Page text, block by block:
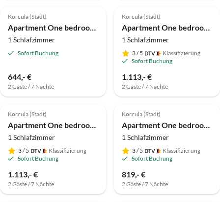
Korcula (Stadt)
Apartment One bedroom apartment with terrace and sea view Kučište - Perna, Pelješac A-10161-d
1 Schlafzimmer
Sofort Buchung
644,- €
2 Gäste / 7 Nächte
Korcula (Stadt)
Apartment One bedroom apartment with terrace Viganj, Pelješac A-10189-d
1 Schlafzimmer
3/ 5
Klassifizierung
Sofort Buchung
1.113,- €
2 Gäste / 7 Nächte
Korcula (Stadt)
Apartment One bedroom apartment with terrace and sea view Viganj, Pelješac A-10189-a
1 Schlafzimmer
3/ 5
Klassifizierung
Sofort Buchung
1.113,- €
2 Gäste / 7 Nächte
Korcula (Stadt)
Apartment One bedroom apartment with terrace and sea view Korčula A-4349-a
1 Schlafzimmer
3/ 5
Klassifizierung
Sofort Buchung
819,- €
2 Gäste / 7 Nächte